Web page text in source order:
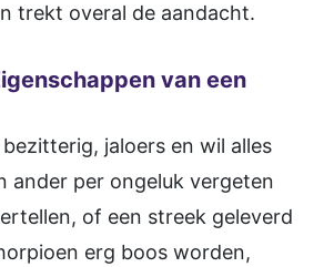
trekt overal de aandacht.
van een
jaloers en wil alles
ander per ongeluk vergeten
of een streek geleverd
erg boos worden,